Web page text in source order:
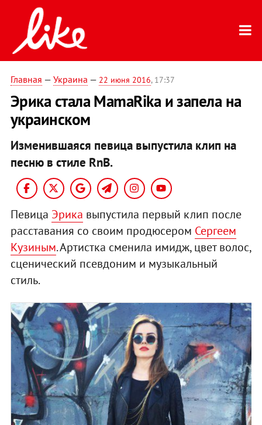
Главная — Украина — 22 июня 2016, 17:37
Эрика стала MamaRika и запела на
украинском
Изменившаяся певица выпустила клип на
песню в стиле RnB.
Певица Эрика выпустила первый клип после
расставания со своим продюсером Сергеем
Кузиным. Артистка сменила имидж, цвет волос,
сценический псевдоним и музыкальный
стиль.